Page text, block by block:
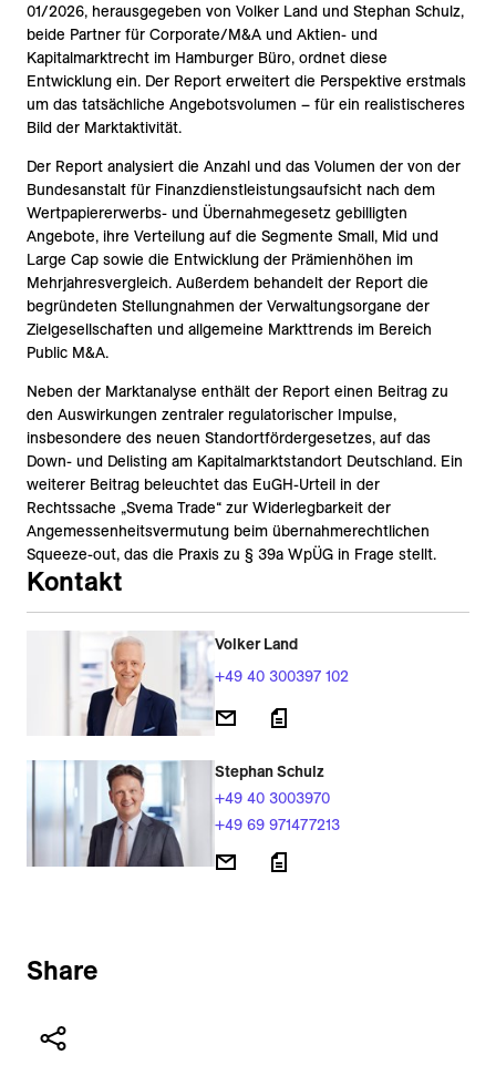
01/2026, herausgegeben von Volker Land und Stephan Schulz,
beide Partner für Corporate/M&A und Aktien- und
Kapitalmarktrecht im Hamburger Büro, ordnet diese
Entwicklung ein. Der Report erweitert die Perspektive erstmals
um das tatsächliche Angebotsvolumen – für ein realistischeres
Bild der Marktaktivität.
Der Report analysiert die Anzahl und das Volumen der von der
Bundesanstalt für Finanzdienstleistungsaufsicht nach dem
Wertpapiererwerbs- und Übernahmegesetz gebilligten
Angebote, ihre Verteilung auf die Segmente Small, Mid und
Large Cap sowie die Entwicklung der Prämienhöhen im
Mehrjahresvergleich. Außerdem behandelt der Report die
begründeten Stellungnahmen der Verwaltungsorgane der
Zielgesellschaften und allgemeine Markttrends im Bereich
Public M&A.
Neben der Marktanalyse enthält der Report einen Beitrag zu
den Auswirkungen zentraler regulatorischer Impulse,
insbesondere des neuen Standortfördergesetzes, auf das
Down- und Delisting am Kapitalmarktstandort Deutschland. Ein
weiterer Beitrag beleuchtet das EuGH-Urteil in der
Rechtssache „Svema Trade“ zur Widerlegbarkeit der
Angemessenheitsvermutung beim übernahmerechtlichen
Squeeze-out, das die Praxis zu § 39a WpÜG in Frage stellt.
Kontakt
Volker Land
+49 40 300397 102
Stephan Schulz
+49 40 3003970
+49 69 971477213
Share